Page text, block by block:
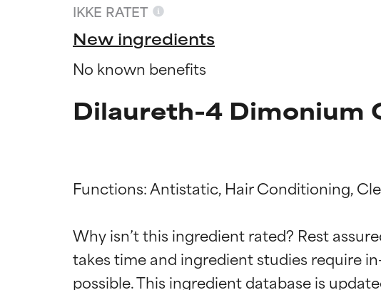
IKKE RATET
New ingredients
No known benefits
Dilaureth-4 Dimonium
Functions: Antistatic, Hair Conditioning,
Why isn’t this ingredient rated? Rest
takes time and ingredient studies require
Ratings af
BEDST
Ratings af
BEDST